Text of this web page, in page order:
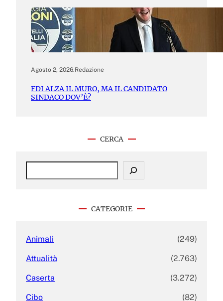
Agosto 2, 2026.Redazione
FDI ALZA IL MURO, MA IL CANDIDATO
SINDACO DOV’È?
CERCA
S
CATEGORIE
Animali (249)
Attualità (2.763)
Caserta (3.272)
Cibo (82)